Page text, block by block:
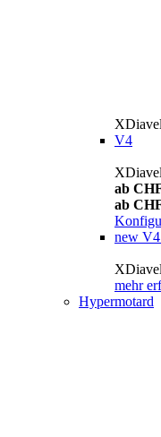
XDiavel
V4
ab
ab
new
mehr
Hypermotard